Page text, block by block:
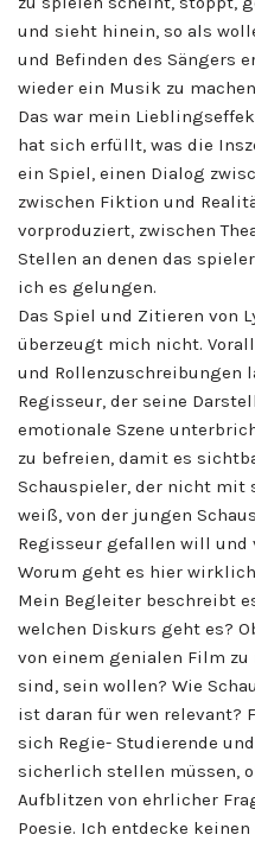
und sieht hinein, so als
und Befinden des Sängers
wieder ein Musik zu
Das war mein
hat sich erfüllt, was die
ein Spiel, einen Dialog
zwischen Fiktion und
vorproduziert, zwischen
Stellen an denen das
ich es gelungen.
Das Spiel und Zitieren von
überzeugt mich nicht.
und Rollenzuschreibungen
Regisseur, der seine
emotionale Szene
zu befreien, damit es
Schauspieler, der nicht mit
weiß, von der jungen
Regisseur gefallen will und
Worum geht es hier
Mein Begleiter beschreibt
welchen Diskurs geht es?
von einem genialen Film zu
sind, sein wollen? Wie
ist daran für wen relevant?
sich Regie- Studierende
sicherlich stellen müssen,
Aufblitzen von ehrlicher
Poesie. Ich entdecke